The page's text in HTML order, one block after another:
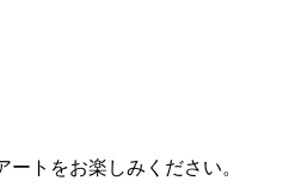
トをお楽しみください。